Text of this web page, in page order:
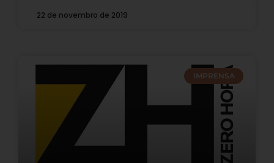
22 de novembro de 2019
IMPRENSA